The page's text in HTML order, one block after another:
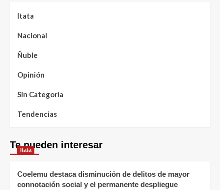
Itata
Nacional
Ñuble
Opinión
Sin Categoría
Tendencias
Te pueden interesar
Itata
Coelemu destaca disminución de delitos de mayor
connotación social y el permanente despliegue